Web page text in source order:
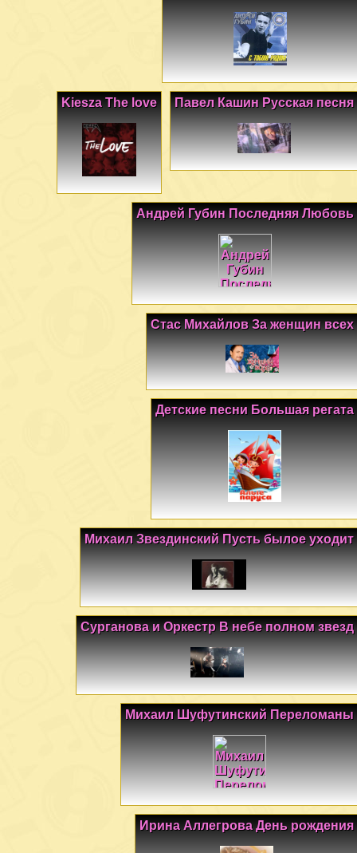
Павел Кашин Русская песня
Kiesza The love
Андрей Губин Последняя Любовь
Стас Михайлов За женщин всех
Детские песни Большая регата
Михаил Звездинский Пусть былое уходит
Сурганова и Оркестр В небе полном звезд
Михаил Шуфутинский Переломаны
Ирина Аллегрова День рождения